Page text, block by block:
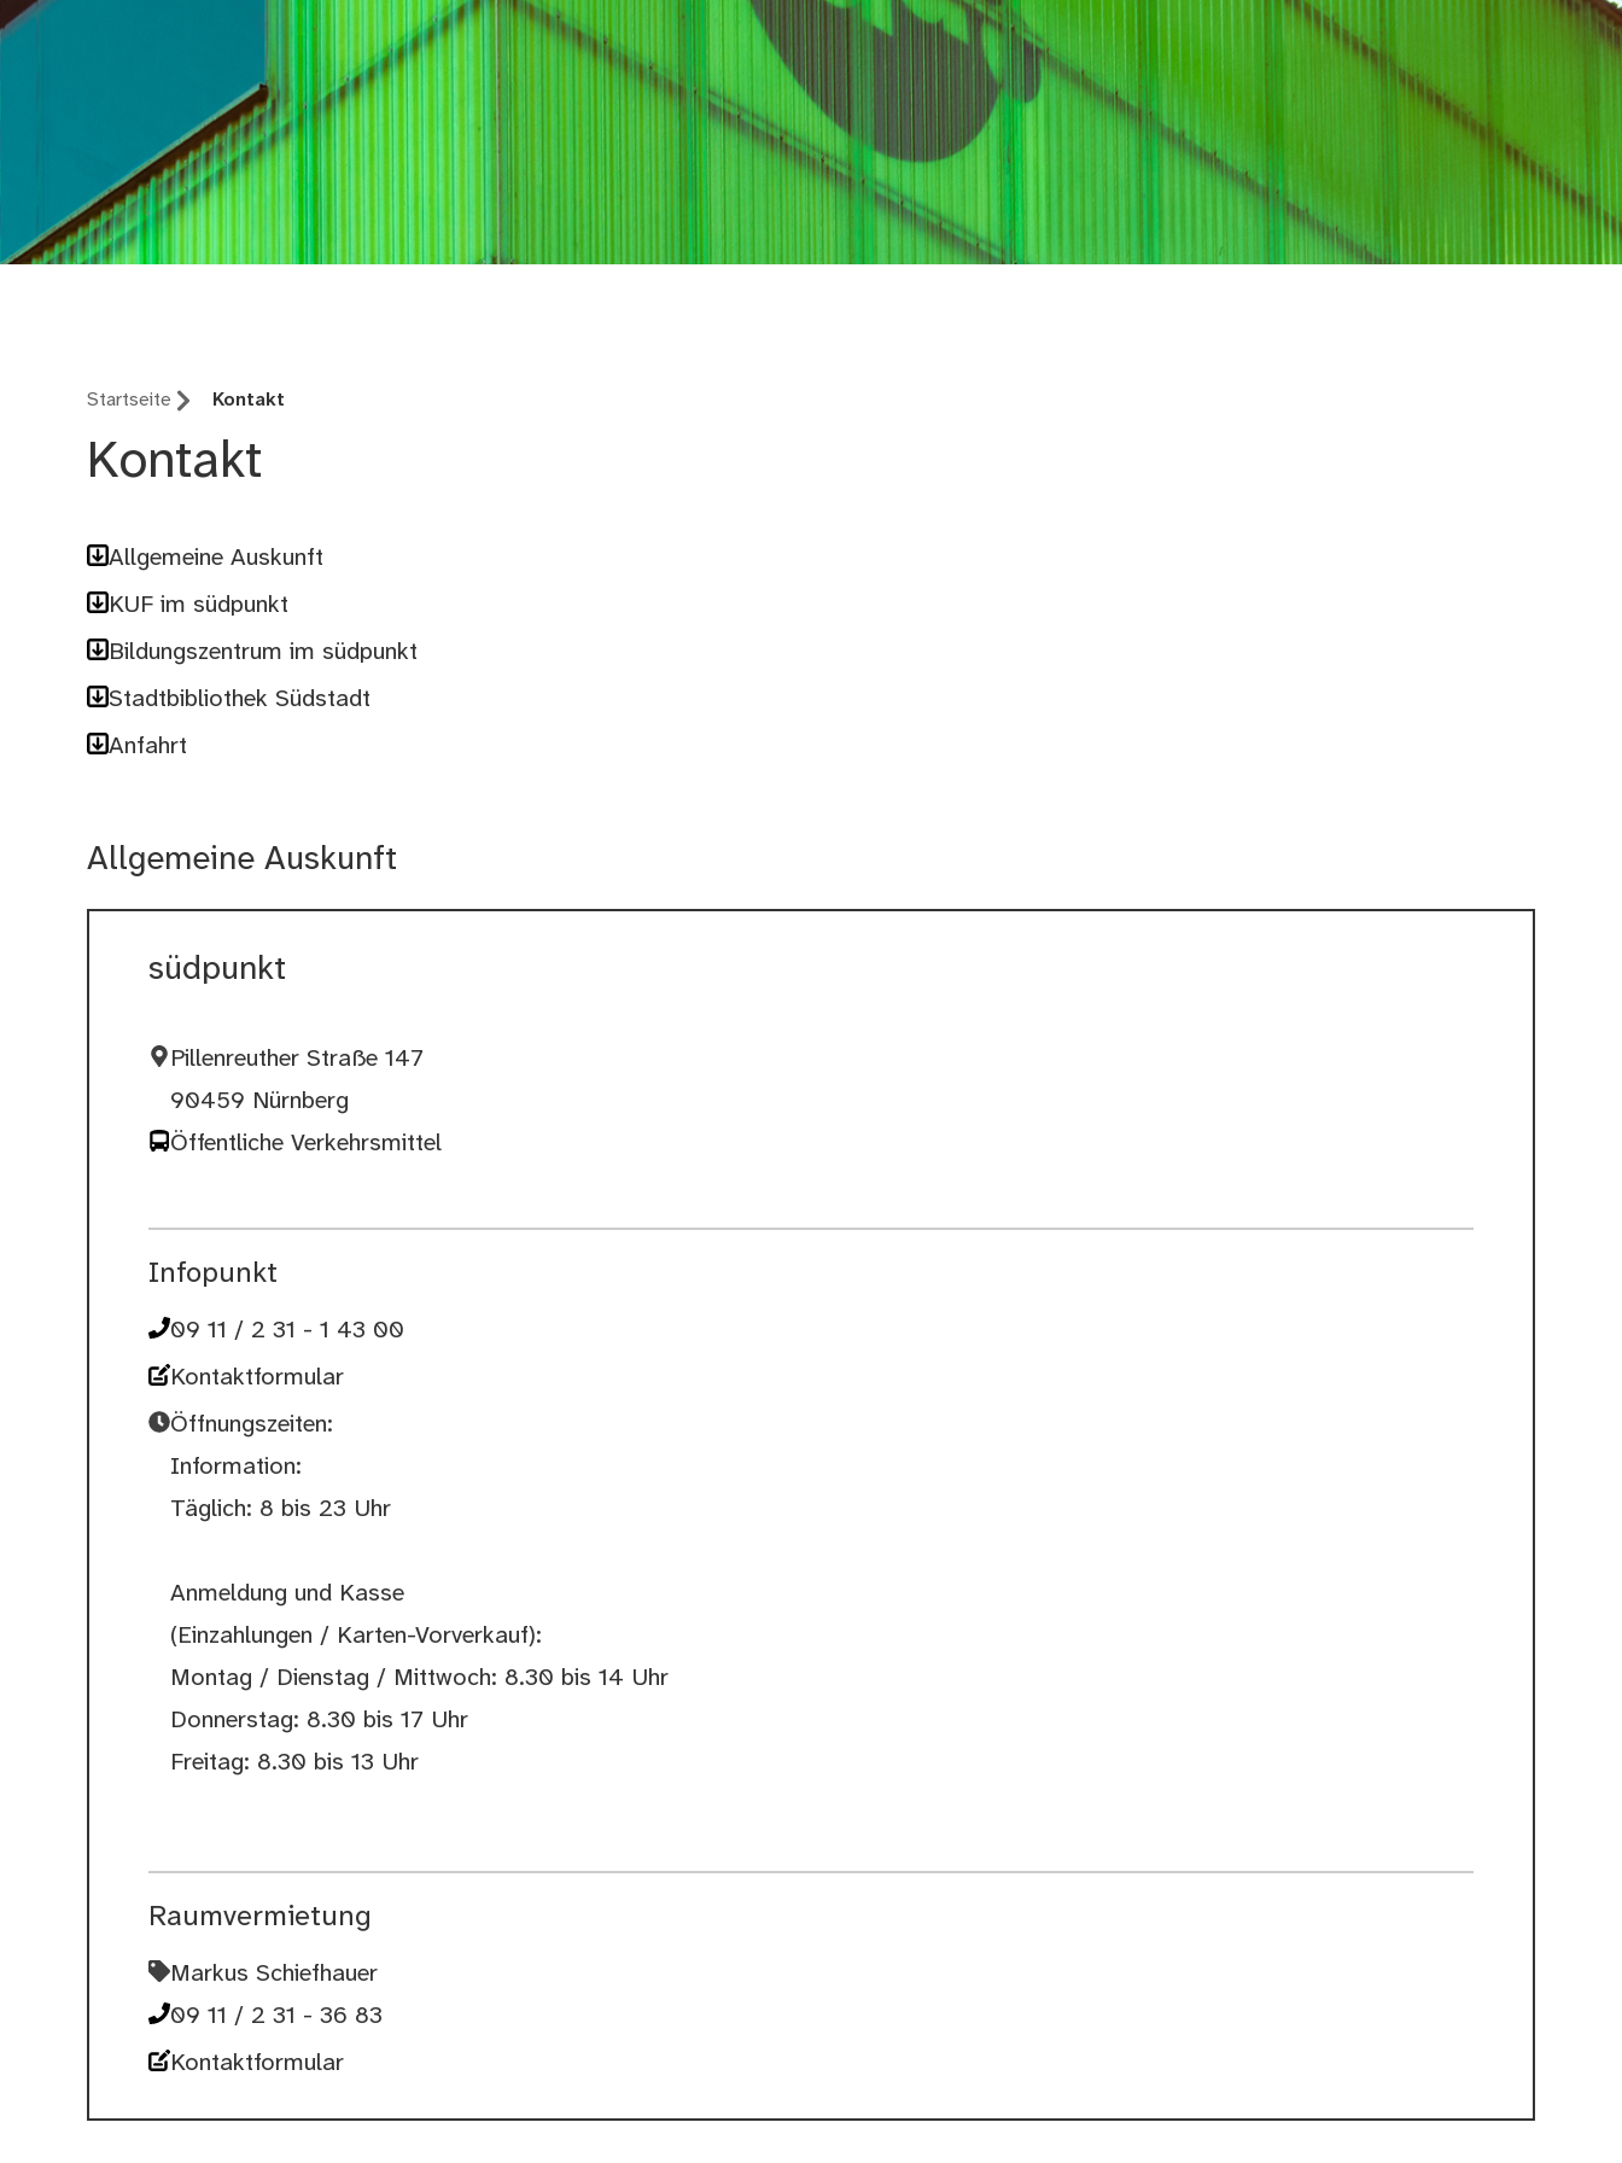
Startseite Kontakt
Kontakt
Allgemeine Auskunft
KUF im südpunkt
Bildungszentrum im südpunkt
Stadtbibliothek Südstadt
Anfahrt
Allgemeine Auskunft
südpunkt
Pillenreuther Straße 147
90459 Nürnberg
Öffentliche Verkehrsmittel
Infopunkt
09 11 / 2 31 - 1 43 00
Kontaktformular
Öffnungszeiten:
Information:
Täglich: 8 bis 23 Uhr
Anmeldung und Kasse
(Einzahlungen / Karten-Vorverkauf):
Montag / Dienstag / Mittwoch: 8.30 bis 14 Uhr
Donnerstag: 8.30 bis 17 Uhr
Freitag: 8.30 bis 13 Uhr
Raumvermietung
Markus Schiefhauer
09 11 / 2 31 - 36 83
Kontaktformular